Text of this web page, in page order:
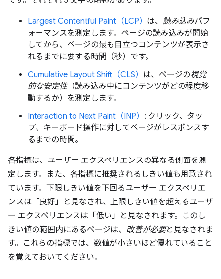
Largest Contentful Paint（LCP） は、 読み込みパフ
ォーマンスを測定します。ページの読み込みが開始
してから、ページの最も目立つコンテンツが表示さ
れるまでに要する時間（秒）です。
Cumulative Layout Shift（CLS） は、ページの視覚
的な安定性（読み込み中にコンテンツがどの程度移
動するか）を測定します。
Interaction to Next Paint（INP） : クリック、タッ
プ、キーボード操作に対してページがレスポンスす
るまでの時間。
各指標は、ユーザー エクスペリエンスの異なる側面を測
定します。また、各指標に推奨されるしきい値も用意され
ています。下限しきい値を下回るユーザー エクスペリエ
ンスは「良好」と見なされ、上限しきい値を超えるユーザ
ー エクスペリエンスは「低い」と見なされます。
このし
きい値の範囲内にあるページは、 改善が必要と見なされま
す。これらの指標では、数値が小さいほど優れていること
を覚えておいてください。